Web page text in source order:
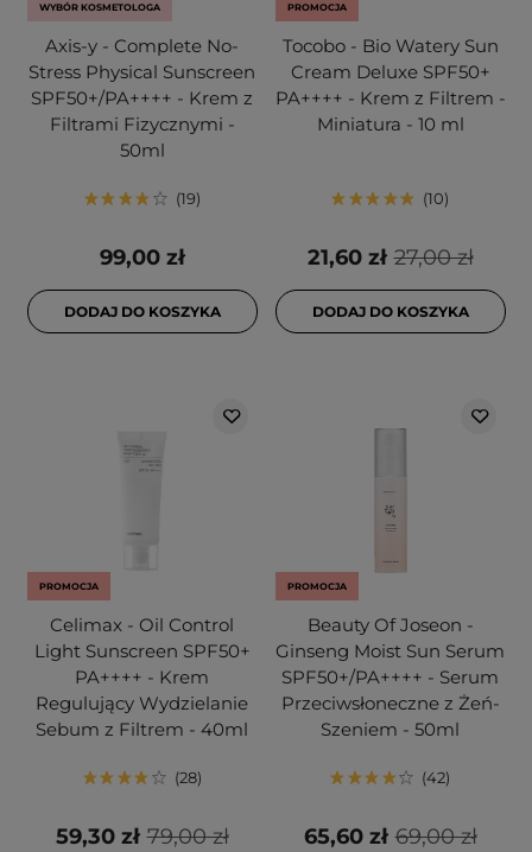
WYBÓR KOSMETOLOGA
Axis-y - Complete No-
Stress Physical Sunscreen
SPF50+/PA++++ - Krem z
Filtrami Fizycznymi -
50ml
19
99,00 zł
DODAJ DO KOSZYKA
PROMOCJA
Tocobo - Bio Watery Sun
Cream Deluxe SPF50+
PA++++ - Krem z Filtrem -
Miniatura - 10 ml
10
27,00 zł
21,60 zł
DODAJ DO KOSZYKA
PROMOCJA
Celimax - Oil Control
Light Sunscreen SPF50+
PA++++ - Krem
Regulujący Wydzielanie
Sebum z Filtrem - 40ml
28
79,00 zł
59,30 zł
PROMOCJA
Beauty Of Joseon -
Ginseng Moist Sun Serum
SPF50+/PA++++ - Serum
Przeciwsłoneczne z Żeń-
Szeniem - 50ml
42
69,00 zł
65,60 zł